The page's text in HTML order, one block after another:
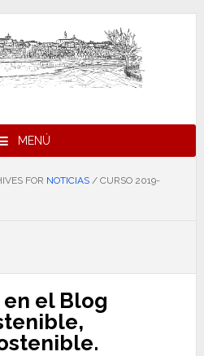
MENÚ
FOR NOTICIAS /CURSO 2019-
el Blog